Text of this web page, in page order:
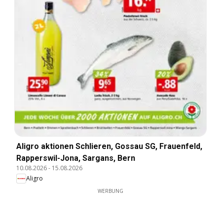
Aligro aktionen Schlieren, Gossau SG, Frauenfeld,
Rapperswil-Jona, Sargans, Bern
10.08.2026- 15.08.2026
Aligro
WERBUNG